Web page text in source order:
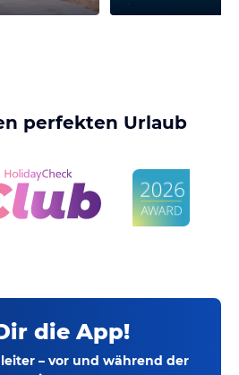
perfekten Urlaub
die App!
– vor und während der